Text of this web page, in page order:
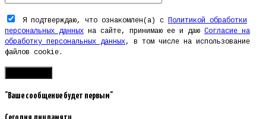
Я подтверждаю, что ознакомлен(а) с
Политикой обработки
персональных данных на сайте, принимаю ее и даю Согласие на
обработку персональных данных, в том числе на использование
файлов cookie.
"Ваше сообщение будет первым"